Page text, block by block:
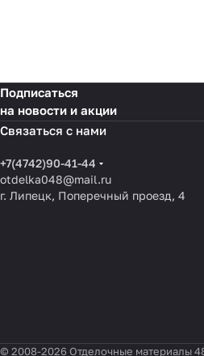
Подписаться
на новости и акции
Связаться с нами
+7(4742)90-41-44
otdelka048@mail.ru
г. Липецк, Поперечный проезд, 4
© 2008-2026 Отделочные материалы